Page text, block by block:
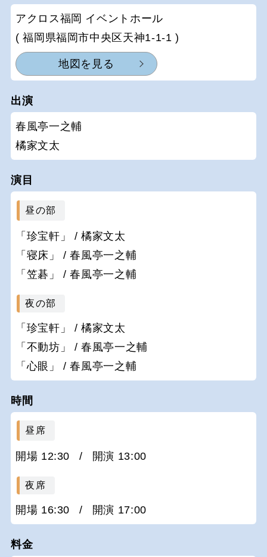
アクロス福岡 イベントホール
( 福岡県福岡市中央区天神1-1-1 )
地図を見る
出演
春風亭一之輔
橘家文太
演目
昼の部
「珍宝軒」 / 橘家文太
「寝床」 / 春風亭一之輔
「笠碁」 / 春風亭一之輔
夜の部
「珍宝軒」 / 橘家文太
「不動坊」 / 春風亭一之輔
「心眼」 / 春風亭一之輔
時間
昼席
開場 12:30 / 開演 13:00
夜席
開場 16:30 / 開演 17:00
料金